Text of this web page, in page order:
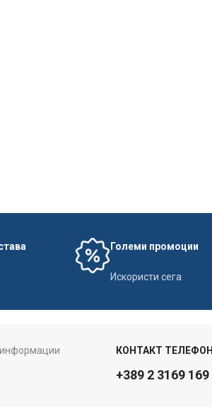
Големи промоции
Искористи сега
КОНТАКТ ТЕЛЕФОН
+389 2 3169 169